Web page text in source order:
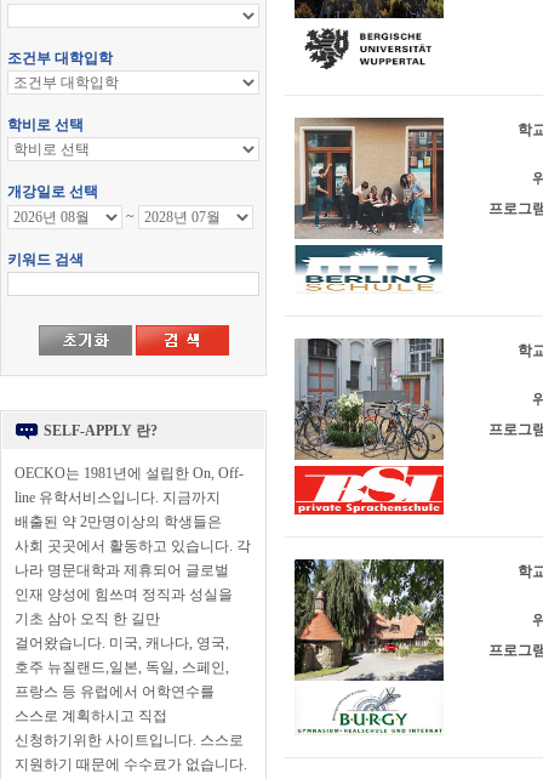
SELF-APPLY 란?
OECKO는 1981년에 설립한 On, Off-
line 유학서비스입니다. 지금까지
배출된 약 2만명이상의 학생들은
사회 곳곳에서 활동하고 있습니다. 각
나라 명문대학과 제휴되어 글로벌
인재 양성에 힘쓰며 정직과 성실을
기초 삼아 오직 한 길만
걸어왔습니다. 미국, 캐나다, 영국,
호주 뉴질랜드,일본, 독일, 스페인,
프랑스 등 유럽에서 어학연수를
스스로 계획하시고 직접
신청하기위한 사이트입니다. 스스로
지원하기 때문에 수수료가 없습니다.
학
프로그
학
프로그
학
프로그